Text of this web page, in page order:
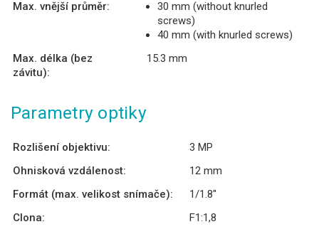
Max. vnější průměr:
30 mm (without knurled
screws)
40 mm (with knurled screws)
Max. délka (bez
závitu):
15.3 mm
Parametry optiky
Rozlišení objektivu:
3 MP
Ohnisková vzdálenost:
12 mm
Formát (max. velikost snímače):
1/1.8″
Clona:
F1:1,8